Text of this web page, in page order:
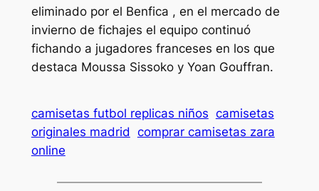
eliminado por el Benfica , en el mercado de
invierno de fichajes el equipo continuó
fichando a jugadores franceses en los que
destaca Moussa Sissoko y Yoan Gouffran.
camisetas futbol replicas niños camisetas
originales madrid comprar camisetas zara
online